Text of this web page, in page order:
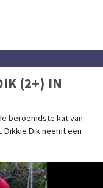
(2+) IN
beroemdste kat van
Dik neemt een